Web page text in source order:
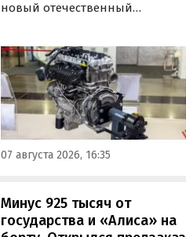
новый отечественный
получивший индекс 414320.
Корреспонденту
«Автоновостей дня» удалось
лично ознакомиться с
новинкой на выставке
«Иннопром» в Екатеринбурге.
07 августа 2026, 16:35
Минус 925 тысяч от
государства и «Алиса» на